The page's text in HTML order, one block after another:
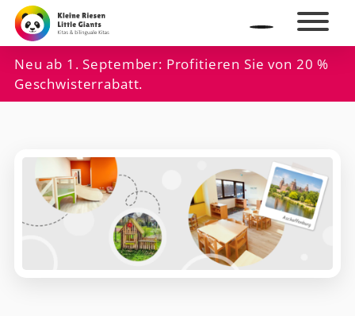
Neu ab 1. September: Profitieren Sie von 20 %
Geschwisterrabatt.